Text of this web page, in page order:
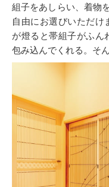
組子をあしらい、着物
自由にお選びいただけ
が燈ると帯組子がふん
包み込んでくれる。そ